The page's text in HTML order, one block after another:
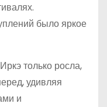
было яркое
только росла,
удивляя
и